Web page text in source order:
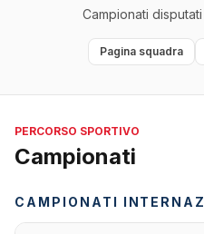
Campionati
Pagina squadra
PERCORSO SPORTIVO
Campionati
CAMPIONATI